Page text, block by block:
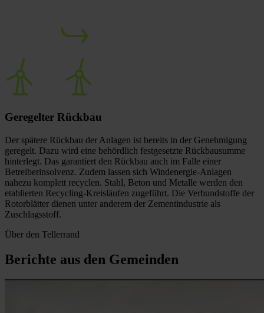
Geregelter Rückbau
Der spätere Rückbau der Anlagen ist bereits in der Genehmigung
geregelt. Dazu wird eine behördlich festgesetzte Rückbausumme
hinterlegt. Das garantiert den Rückbau auch im Falle einer
Betreiberinsolvenz. Zudem lassen sich Windenergie-Anlagen
nahezu komplett recyclen. Stahl, Beton und Metalle werden den
etablierten Recycling-Kreisläufen zugeführt. Die Verbundstoffe der
Rotorblätter dienen unter anderem der Zementindustrie als
Zuschlagsstoff.
Über den Tellerrand
Berichte aus den Gemeinden